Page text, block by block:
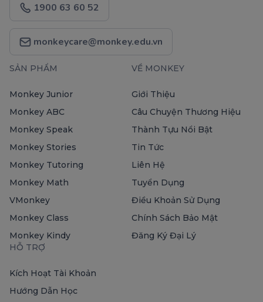
1900 63 60 52
monkeycare@monkey.edu.vn
SẢN PHẨM
Monkey Junior
Monkey ABC
Monkey Speak
Monkey Stories
Monkey Tutoring
Monkey Math
VMonkey
Monkey Class
Monkey Kindy
VỀ MONKEY
Giới Thiệu
Câu Chuyện Thương Hiệu
Thành Tựu Nổi Bật
Tin Tức
Liên Hệ
Tuyển Dụng
Điều Khoản Sử Dụng
Chính Sách Bảo Mật
Đăng Ký Đại Lý
HỖ TRỢ
Kích Hoạt Tài Khoản
Hướng Dẫn Học